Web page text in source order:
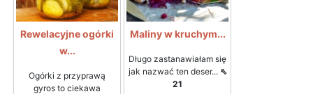
Rewelacyjne ogórki
w...
Ogórki z przyprawą
gyros to ciekawa
Maliny w kruchym...
Długo zastanawiałam się
jak nazwać ten deser... ⇖
21